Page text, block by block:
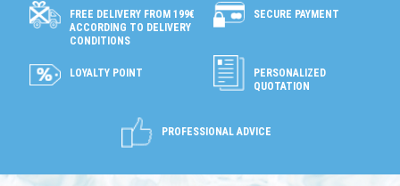
FREE DELIVERY FROM 199€
ACCORDING TO DELIVERY
CONDITIONS
SECURE PAYMENT
LOYALTY POINT
PERSONALIZED
QUOTATION
PROFESSIONAL ADVICE